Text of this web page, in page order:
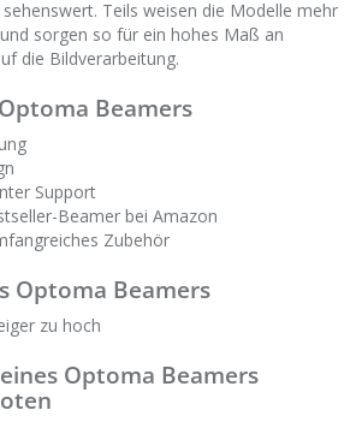
Teils weisen die Modelle mehr
sorgen so für ein hohes Maß an
die Bildverarbeitung.
Beamers
Support
Beamer bei Amazon
Zubehör
Optoma Beamers
zu hoch
Optoma Beamers